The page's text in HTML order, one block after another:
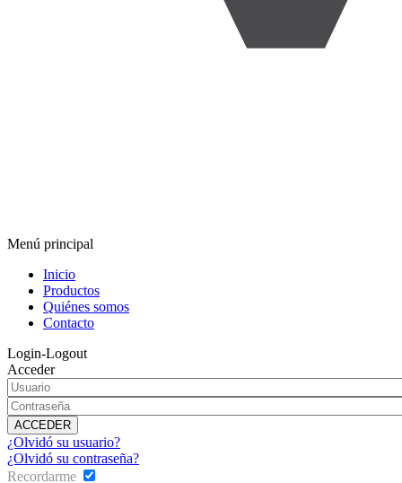
Menú principal
Inicio
Productos
Quiénes somos
Contacto
Login-Logout
Acceder
¿Olvidó su usuario?
¿Olvidó su contraseña?
Recordarme